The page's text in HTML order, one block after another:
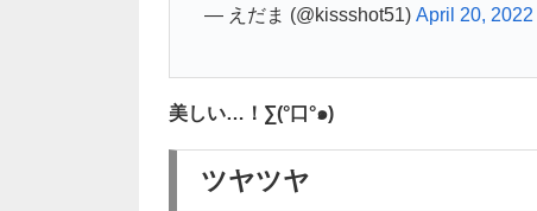
— えだま (@kissshot51) April 20, 2022
美しい…！∑(°口°๑)
ツヤツヤ